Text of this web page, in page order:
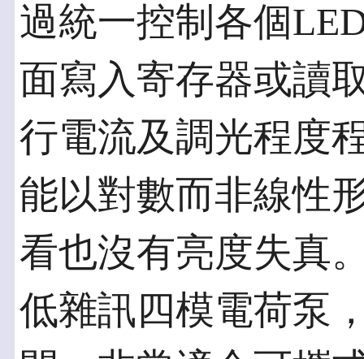
過統一控制各個
面寫入寄存器或讀
行電流及調光程度
能以對數而非線性
看也沒有亮度失真
低雜訊四模電荷泵